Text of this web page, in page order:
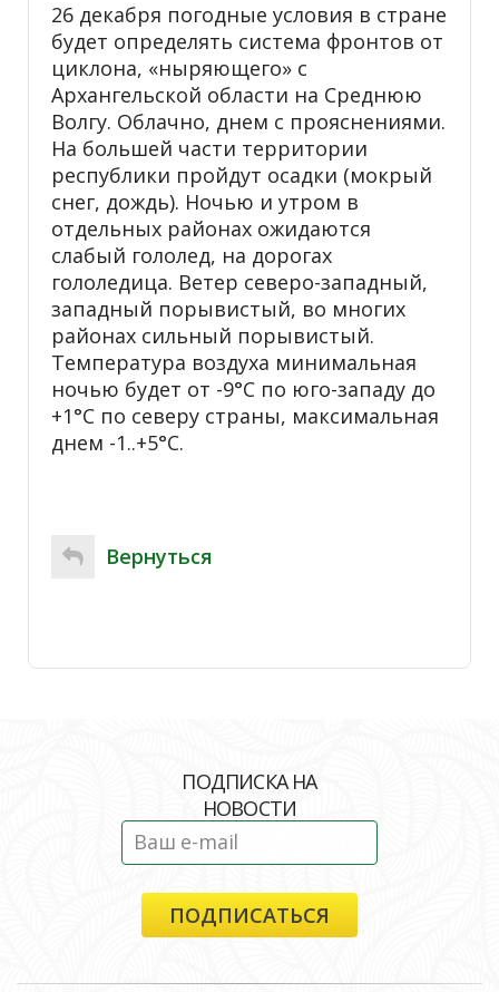
26 декабря погодные условия в стране
будет определять система фронтов от
циклона, «ныряющего» с
Архангельской области на Среднюю
Волгу. Облачно, днем с прояснениями.
На большей части территории
республики пройдут осадки (мокрый
снег, дождь). Ночью и утром в
отдельных районах ожидаются
слабый гололед, на дорогах
гололедица. Ветер северо-западный,
западный порывистый, во многих
районах сильный порывистый.
Температура воздуха минимальная
ночью будет от -9°С по юго-западу до
+1°С по северу страны, максимальная
днем -1..+5°С.
Вернуться
ПОДПИСКА НА
НОВОСТИ